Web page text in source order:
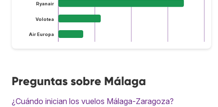
Ryanair
Volotea
Air Europa
Preguntas sobre Málaga
¿Cuándo inician los vuelos Málaga-Zaragoza?